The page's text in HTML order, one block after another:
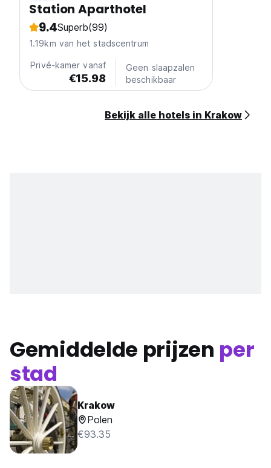
Station Aparthotel
9.4Superb(99)
1.19km van het stadscentrum
Privé-kamer vanaf
€15.98
Geen slaapzalen
beschikbaar
Bekijk alle hotels in Krakow
Gemiddelde prijzen per
stad
Krakow
Polen
€93.35